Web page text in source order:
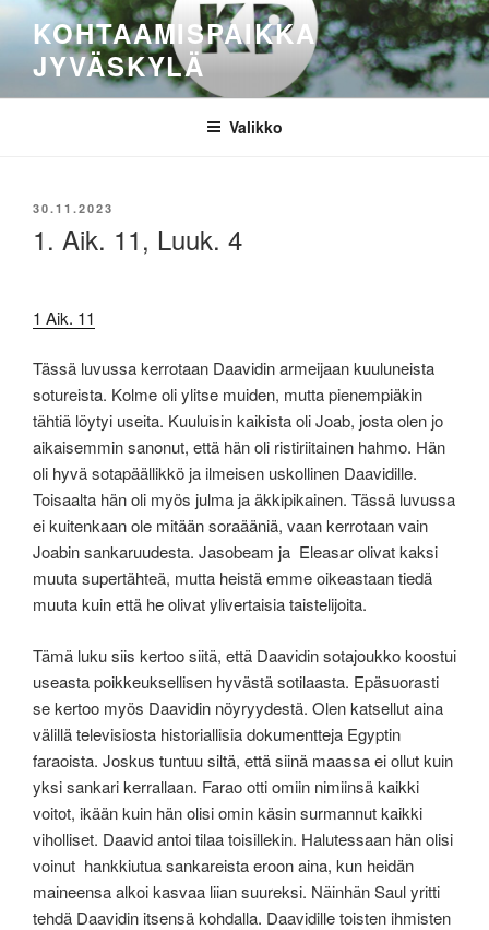
sisältöönKOHTAAMISPAIKKA
JYVÄSKYLÄ
Valikko
JULKAISTU
30.11.2023
1. Aik. 11, Luuk. 4
1 Aik. 11
Tässä luvussa kerrotaan Daavidin armeijaan kuuluneista
sotureista. Kolme oli ylitse muiden, mutta pienempiäkin
tähtiä löytyi useita. Kuuluisin kaikista oli Joab, josta olen jo
aikaisemmin sanonut, että hän oli ristiriitainen hahmo. Hän
oli hyvä sotapäällikkö ja ilmeisen uskollinen Daavidille.
Toisaalta hän oli myös julma ja äkkipikainen. Tässä luvussa
ei kuitenkaan ole mitään soraääniä, vaan kerrotaan vain
Joabin sankaruudesta. Jasobeam ja Eleasar olivat kaksi
muuta supertähteä, mutta heistä emme oikeastaan tiedä
muuta kuin että he olivat ylivertaisia taistelijoita.
Tämä luku siis kertoo siitä, että Daavidin sotajoukko koostui
useasta poikkeuksellisen hyvästä sotilaasta. Epäsuorasti
se kertoo myös Daavidin nöyryydestä. Olen katsellut aina
välillä televisiosta historiallisia dokumentteja Egyptin
faraoista. Joskus tuntuu siltä, että siinä maassa ei ollut kuin
yksi sankari kerrallaan. Farao otti omiin nimiinsä kaikki
voitot, ikään kuin hän olisi omin käsin surmannut kaikki
viholliset. Daavid antoi tilaa toisillekin. Halutessaan hän olisi
voinut hankkiutua sankareista eroon aina, kun heidän
maineensa alkoi kasvaa liian suureksi. Näinhän Saul yritti
tehdä Daavidin itsensä kohdalla. Daavidille toisten ihmisten